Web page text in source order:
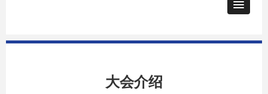
大会介绍